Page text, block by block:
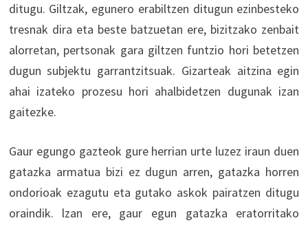
ditugu. Giltzak, egunero erabiltzen ditugun ezinbesteko
tresnak dira eta beste batzuetan ere, bizitzako zenbait
alorretan, pertsonak gara giltzen funtzio hori betetzen
dugun subjektu garrantzitsuak. Gizarteak aitzina egin
ahai izateko prozesu hori ahalbidetzen dugunak izan
gaitezke.
Gaur egungo gazteok gure herrian urte luzez iraun duen
gatazka armatua bizi ez dugun arren, gatazka horren
ondorioak ezagutu eta gutako askok pairatzen ditugu
oraindik. lzan ere, gaur egun gatazka eratorritako